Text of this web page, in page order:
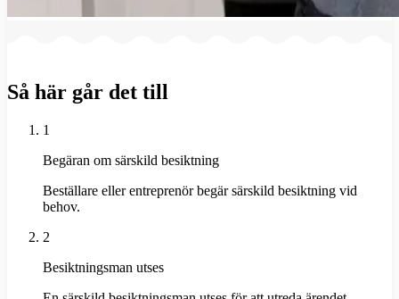
Så här går det till
1
Begäran om särskild besiktning
Beställare eller entreprenör begär särskild besiktning vid
behov.
2
Besiktningsman utses